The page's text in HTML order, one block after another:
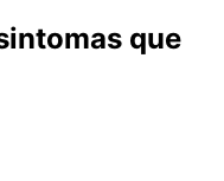
que